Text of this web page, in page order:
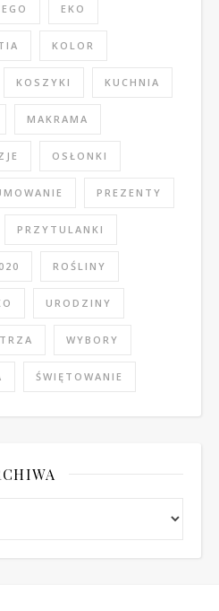
EKO
KOLOR
KOSZYKI KUCHNIA
MAKRAMA
OSŁONKI
PREZENTY
PRZYTULANKI
ROŚLINY
URODZINY
WYBORY
ŚWIĘTOWANIE